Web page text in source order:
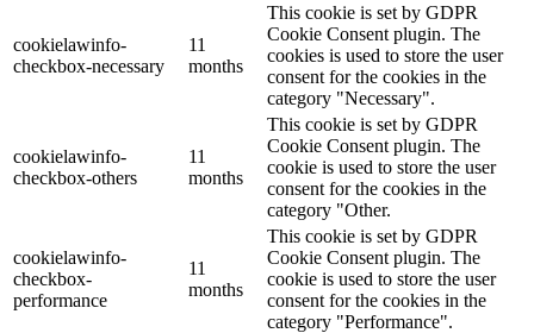
cookielawinfo-
checkbox-necessary
11
months
This cookie is set by GDPR
Cookie Consent plugin. The
cookies is used to store the user
consent for the cookies in the
category "Necessary".
cookielawinfo-
checkbox-others
11
months
This cookie is set by GDPR
Cookie Consent plugin. The
cookie is used to store the user
consent for the cookies in the
category "Other.
cookielawinfo-
checkbox-
performance
11
months
This cookie is set by GDPR
Cookie Consent plugin. The
cookie is used to store the user
consent for the cookies in the
category "Performance".